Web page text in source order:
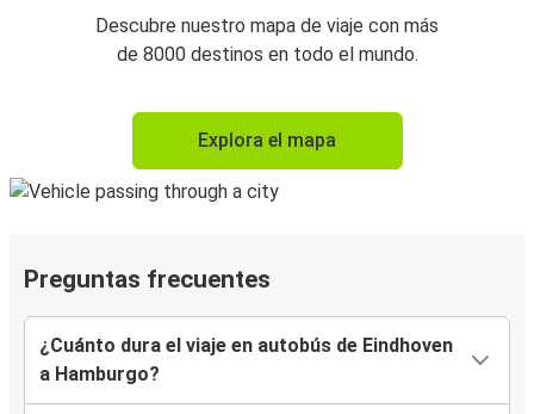
Descubre nuestro mapa de viaje con más
de 8000 destinos en todo el mundo.
Explora el mapa
Preguntas frecuentes
¿Cuánto dura el viaje en autobús de Eindhoven
a Hamburgo?